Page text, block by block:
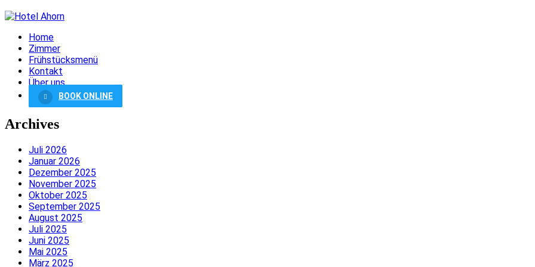
Home
Zimmer
Frühstücksmenü
Kontakt
Über uns
BOOK ONLINE
Archives
Juli 2026
Januar 2026
Dezember 2025
November 2025
Oktober 2025
September 2025
August 2025
Juli 2025
Juni 2025
Mai 2025
März 2025